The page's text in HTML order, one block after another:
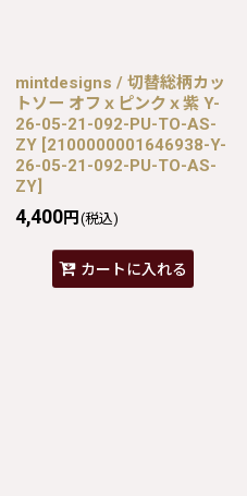
mintdesigns / 切替総柄カッ
トソー オフｘピンクｘ紫 Y-
26-05-21-092-PU-TO-AS-
ZY [2100000001646938-Y-
26-05-21-092-PU-TO-AS-
ZY]
4,400円 (税込)
カートに入れる